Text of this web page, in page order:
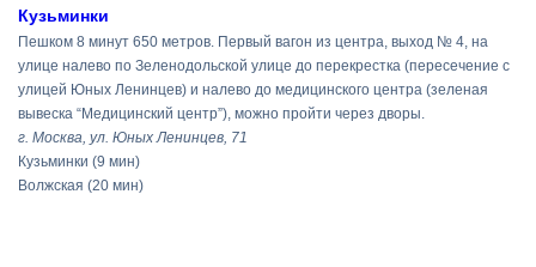
Кузьминки
Пешком 8 минут 650 метров. Первый вагон из центра, выход № 4, на
улице налево по Зеленодольской улице до перекрестка (пересечение с
улицей Юных Ленинцев) и налево до медицинского центра (зеленая
вывеска “Медицинский центр”), можно пройти через дворы.
г. Москва, ул. Юных Ленинцев, 71
Кузьминки (9 мин)
Волжская (20 мин)